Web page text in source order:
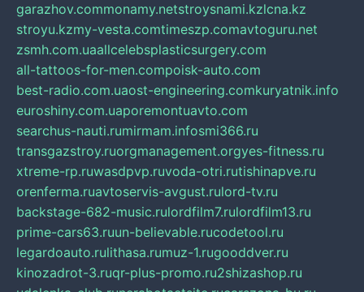
garazhov.commonamy.netstroysnami.kzlcna.kz
stroyu.kzmy-vesta.comtimeszp.comavtoguru.net
zsmh.com.uaallcelebsplasticsurgery.com
all-tattoos-for-men.compoisk-auto.com
best-radio.com.uaost-engineering.comkuryatnik.info
euroshiny.com.uaporemontuavto.com
searchus-nauti.rumirmam.infosmi366.ru
transgazstroy.ruorgmanagement.orgyes-fitness.ru
xtreme-rp.ruwasdpvp.ruvoda-otri.rutishinapve.ru
orenferma.ruavtoservis-avgust.rulord-tv.ru
backstage-682-music.rulordfilm7.rulordfilm13.ru
prime-cars63.ruun-believable.rucodetool.ru
legardoauto.rulithasa.rumuz-1.rugooddver.ru
kinozadrot-3.ruqr-plus-promo.ru2shizashop.ru